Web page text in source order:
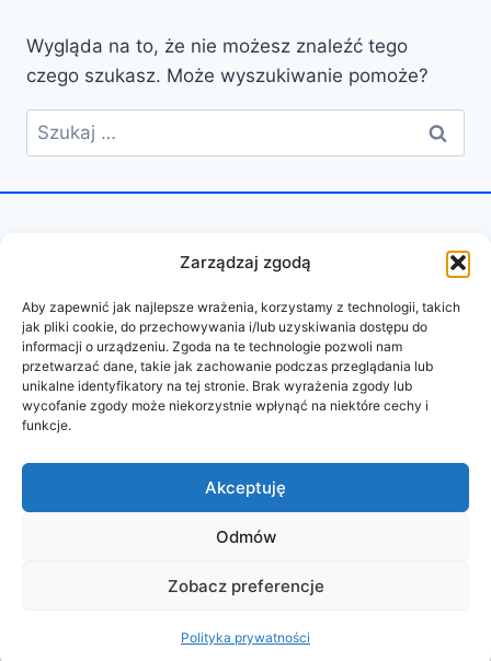
Zarządzaj zgodą
Aby zapewnić jak najlepsze wrażenia, korzystamy z technologii, takich
jak pliki cookie, do przechowywania i/lub uzyskiwania dostępu do
informacji o urządzeniu. Zgoda na te technologie pozwoli nam
przetwarzać dane, takie jak zachowanie podczas przeglądania lub
unikalne identyfikatory na tej stronie. Brak wyrażenia zgody lub
wycofanie zgody może niekorzystnie wpłynąć na niektóre cechy i
funkcje.
Akceptuję
Odmów
Zobacz preferencje
Polityka prywatności
Wygląda na to, że nie możesz znaleźć tego
czego szukasz. Może wyszukiwanie pomoże?
Szukaj:
REGULAMIN POLITYKA PRYWATNOŚCI